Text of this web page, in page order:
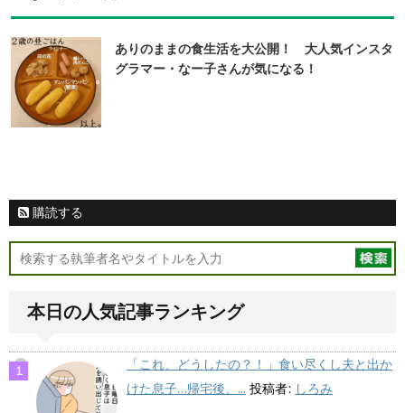
ありのままの食生活を大公開！ 大人気インスタ
グラマー・なー子さんが気になる！
購読する
本日の人気記事ランキング
「これ、どうしたの？！」食い尽くし夫と出か
けた息子…帰宅後、... 投稿者: しろみ